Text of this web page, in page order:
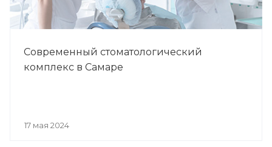
Современный стоматологический
комплекс в Самаре
17 мая 2024